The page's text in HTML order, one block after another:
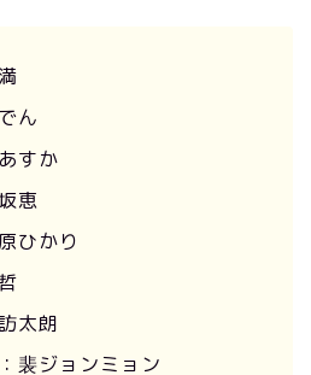
ん
すか
恵
ひかり
太朗
裴ジョンミョン